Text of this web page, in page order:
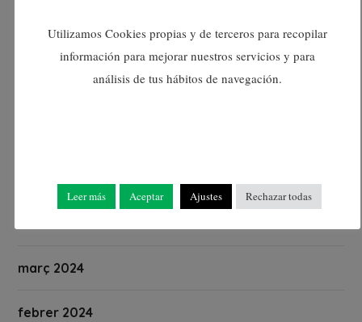
març 2024
febrer 2024
Utilizamos Cookies propias y de terceros para recopilar
información para mejorar nuestros servicios y para
análisis de tus hábitos de navegación.
Leer más Aceptar Ajustes Rechazar todas